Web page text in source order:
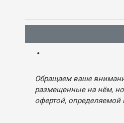
Обращаем ваше
размещенные на нём,
офертой, определяемой